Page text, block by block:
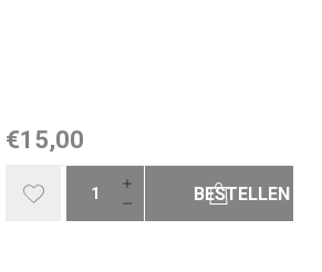
€15,00
BESTELLEN